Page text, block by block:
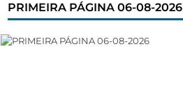
PRIMEIRA PÁGINA 06-08-2026